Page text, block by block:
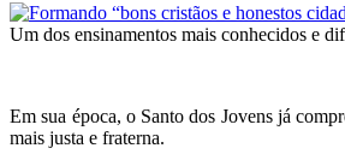
Um dos ensinamentos mais conhecidos e
Em sua época, o Santo dos Jovens já
mais justa e fraterna.